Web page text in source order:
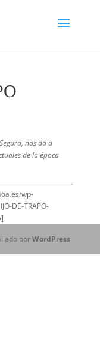
nos da a
de la época
wp-
DE-TRAPO-
porWordPress